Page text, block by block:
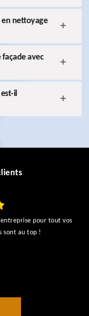
en nettoyage
avec
il
pour tout vos
sont au top !